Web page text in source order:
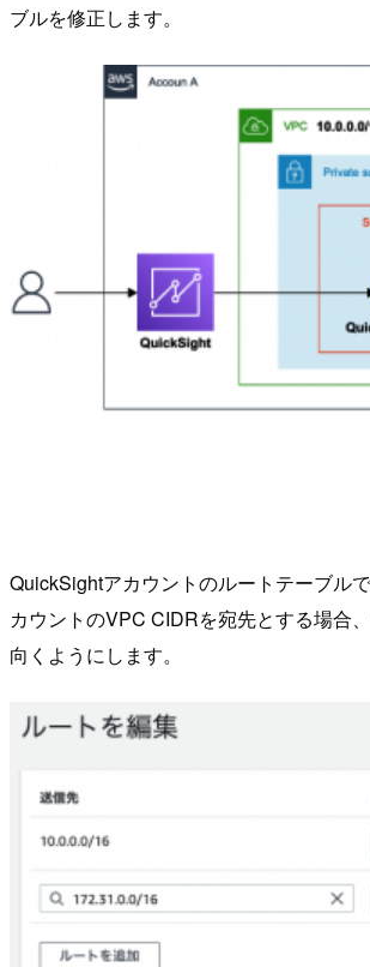
ブルを修正します。
QuickSightアカウントのルートテーブル
カウントのVPC CIDRを宛先とする場合
向くようにします。